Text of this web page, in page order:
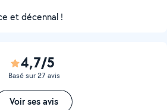
et décennal !
4,7/5
Basé sur 27 avis
Voir ses avis